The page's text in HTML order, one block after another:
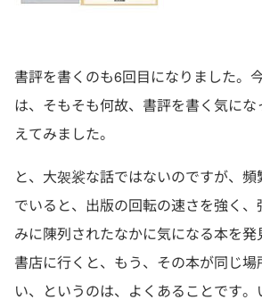
書評を書くのも6回目になりました。
は、そもそも何故、書評を書く気に
えてみました。
と、大袈裟な話ではないのですが、
でいると、出版の回転の速さを強く
みに陳列されたなかに気になる本を
書店に行くと、もう、その本が同じ
い、というのは、よくあることです